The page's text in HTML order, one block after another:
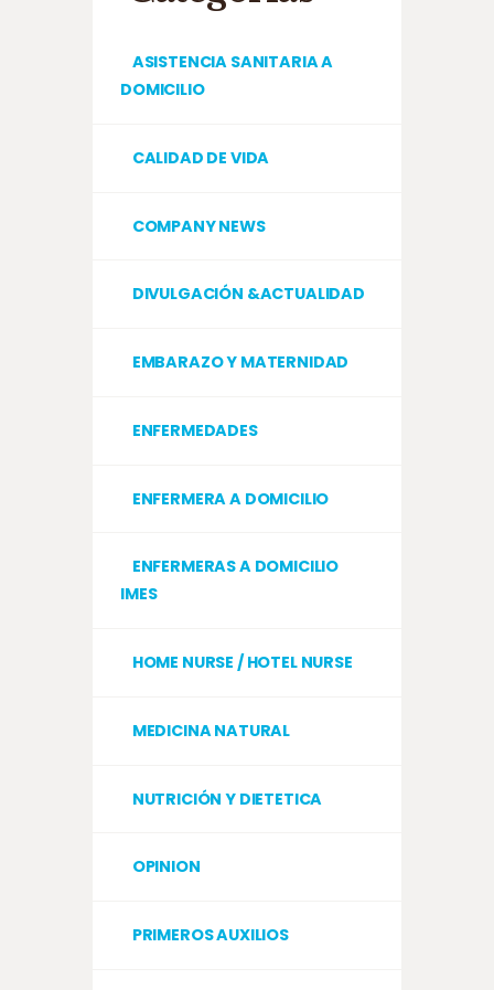
ASISTENCIA SANITARIA A
DOMICILIO
CALIDAD DE VIDA
COMPANY NEWS
DIVULGACIÓN &ACTUALIDAD
EMBARAZO Y MATERNIDAD
ENFERMEDADES
ENFERMERA A DOMICILIO
ENFERMERAS A DOMICILIO
IMES
HOME NURSE / HOTEL NURSE
MEDICINA NATURAL
NUTRICIÓN Y DIETETICA
OPINION
PRIMEROS AUXILIOS